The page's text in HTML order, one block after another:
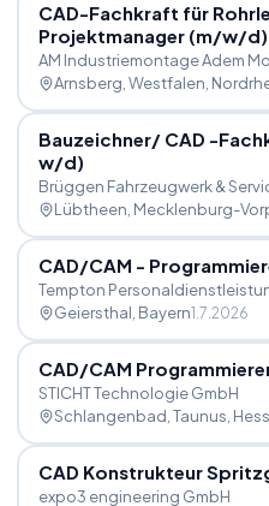
CAD-Fachkraft für
Projektmanager (m/w/d)
AM Industriemontage Adem
Arnsberg, Westfalen ,
Bauzeichner/CAD -
w/d)
Brüggen Fahrzeugwerk &
Lübtheen , Mecklenburg-
CAD/CAM -
Tempton
Geiersthal , Bayern1.7.2026
CAD/CAM
STICHT Technologie GmbH
Schlangenbad, Taunus ,
CAD Konstrukteur
expo3 engineering GmbH